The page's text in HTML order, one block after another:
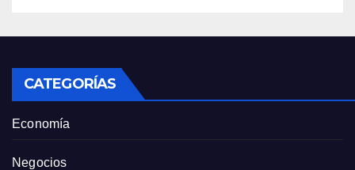
CATEGORÍAS
Economía
Negocios